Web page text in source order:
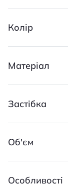
Колір
Матеріал
Застібка
Об'єм
Особливості